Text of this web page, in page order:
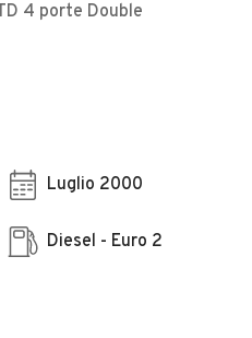
4 porte Double
Luglio 2000
Diesel - Euro 2